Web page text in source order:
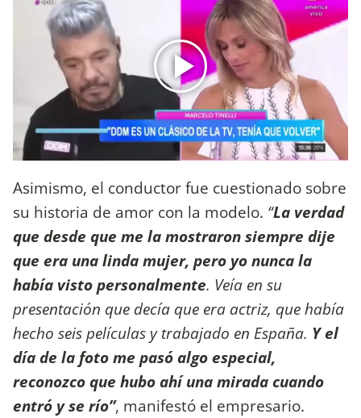
Asimismo, el conductor fue cuestionado sobre
su historia de amor con la modelo. “La verdad
que desde que me la mostraron siempre dije
que era una linda mujer, pero yo nunca la
había visto personalmente. Veía en su
presentación que decía que era actriz, que había
hecho seis películas y trabajado en España. Y el
día de la foto me pasó algo especial,
reconozco que hubo ahí una mirada cuando
entró y se río”, manifestó el empresario.